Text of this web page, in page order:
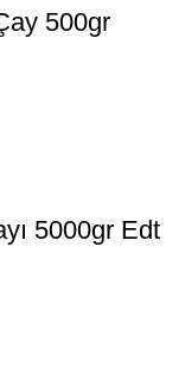
500gr
5000gr Edt